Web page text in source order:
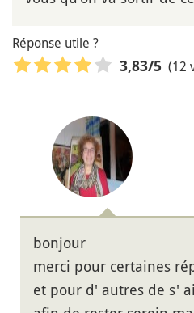
Réponse utile ?
3,83/5 (12
bonjour
merci pour certaines
et pour d' autres de s'